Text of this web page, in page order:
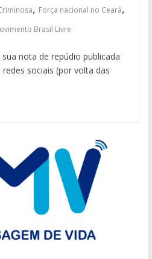
, Força nacional no Ceará,
Brasil Livre
nota de repúdio publicada
sociais (por volta das